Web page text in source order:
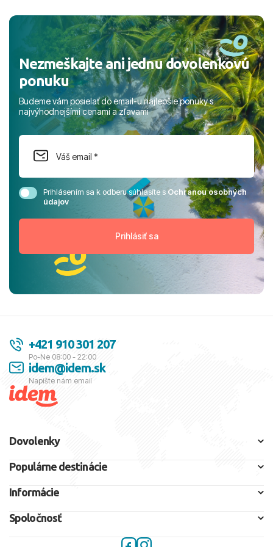
Nezmeškajte ani jednu dovolenkovú
ponuku
Budeme vám posielať do email-u najlepšie ponuky s
najvýhodnejšími cenami a zľavami
Prihlásením sa k odberu súhlasíte sOchranou osobných
údajov
+421 910 301 207
Po-Ne 08:00 - 22:00
idem@idem.sk
Napíšte nám email
Dovolenky
Populárne destinácie
Informácie
Spoločnosť